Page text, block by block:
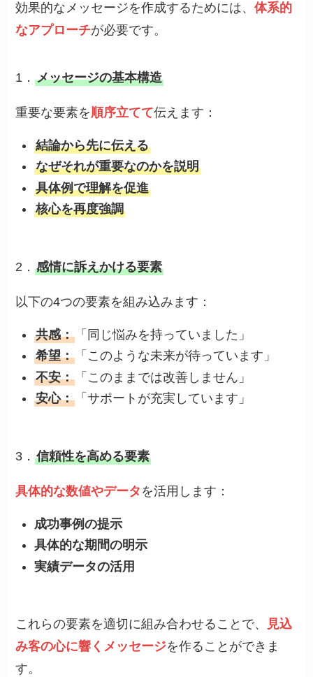
効果的なメッセージを作成するためには、体系的
なアプローチが必要です。
1．メッセージの基本構造
重要な要素を順序立てて伝えます：
結論から先に伝える
なぜそれが重要なのかを説明
具体例で理解を促進
核心を再度強調
2．感情に訴えかける要素
以下の4つの要素を組み込みます：
共感： 「同じ悩みを持っていました」
希望： 「このような未来が待っています」
不安： 「このままでは改善しません」
安心： 「サポートが充実しています」
3．信頼性を高める要素
具体的な数値やデータ を活用します：
成功事例の提示
具体的な期間の明示
実績データの活用
これらの要素を適切に組み合わせることで、
見込
み客の心に響くメッセージを作ることができま
す。